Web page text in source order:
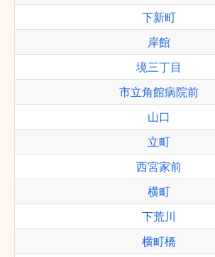
下新町
岸館
境三丁目
市立角館病院前
山口
立町
西宮家前
横町
下荒川
横町橋